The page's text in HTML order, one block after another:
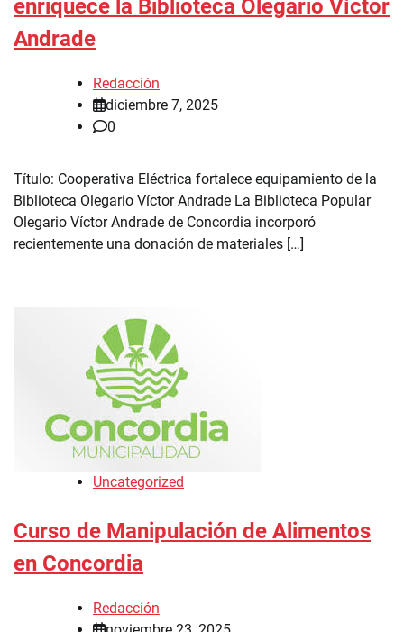
enriquece la Biblioteca Olegario Víctor
Andrade
Redacción
diciembre 7, 2025
0
Título: Cooperativa Eléctrica fortalece equipamiento de la
Biblioteca Olegario Víctor Andrade La Biblioteca Popular
Olegario Víctor Andrade de Concordia incorporó
recientemente una donación de materiales […]
Uncategorized
Curso de Manipulación de Alimentos
en Concordia
Redacción